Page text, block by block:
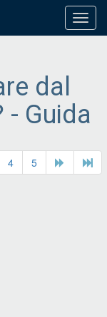
dal
- Guida
4 5